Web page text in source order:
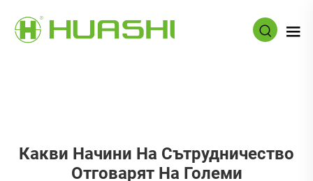
Какви Начини На Сътрудничество
Отговарят На Големи